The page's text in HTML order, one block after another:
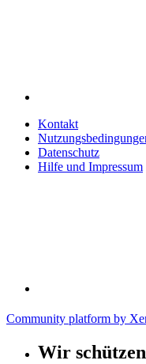
Kontakt
Datenschutz
Hilfe und Impressum
Community platform by
Wir